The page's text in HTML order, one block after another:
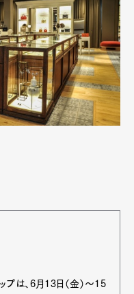
プは、6月13日（金）～15